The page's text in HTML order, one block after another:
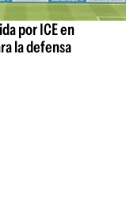
por ICE en
la defensa